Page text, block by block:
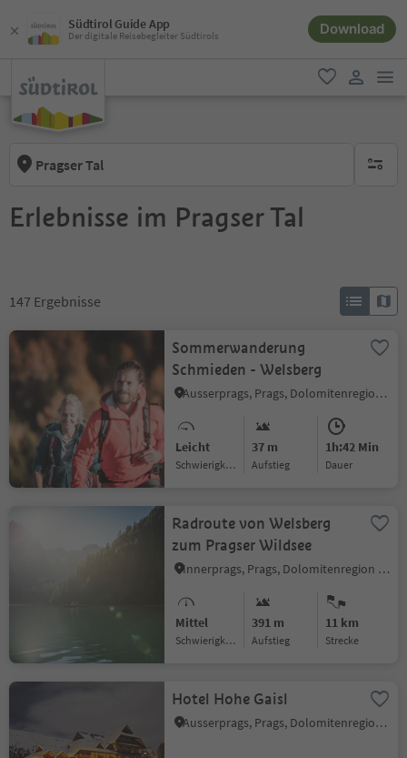
Südtirol Guide App
Der digitale Reisebegleiter Südtirols Download
favorit
Pragser Tal keine
Erlebnisse im Pragser Tal
147 Ergebnisse
Sommerwanderung
Schmieden - Welsberg
Ausserprags, Prags, Dolomitenregion 3 Zinnen
Leicht
Schwierigkeitsgrad
37 m
Aufstieg
1h:42 Min
Dauer
Radroute von Welsberg
zum Pragser Wildsee
Innerprags, Prags, Dolomitenregion 3 Zinnen
Mittel
Schwierigkeitsgrad
391 m
Aufstieg
11 km
Strecke
Hotel Hohe Gaisl
Ausserprags, Prags, Dolomitenregion 3 Zinnen